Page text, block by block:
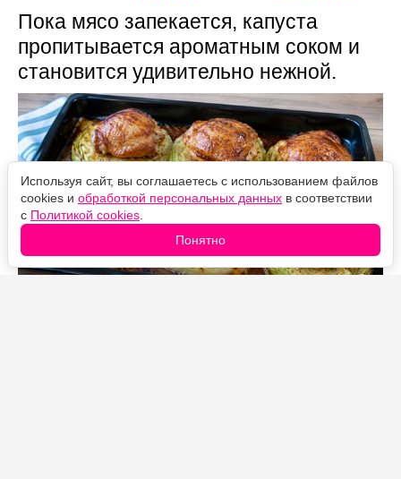
Пока мясо запекается, капуста
пропитывается ароматным соком и
становится удивительно нежной.
Используя сайт, вы соглашаетесь с использованием файлов
cookies и обработкой персональных данных в соответствии
с Политикой cookies
Понятно